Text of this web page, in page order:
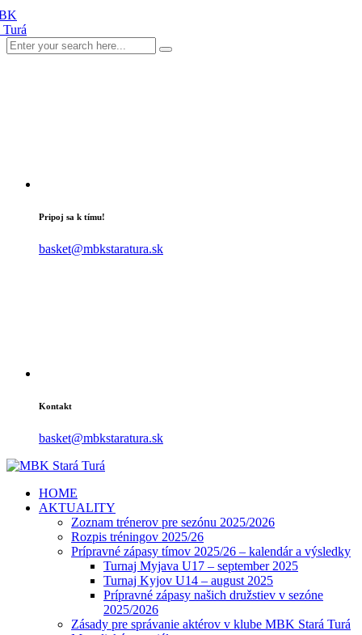
Pripoj sa k tímu!
basket@mbkstaratura.sk
Kontakt
basket@mbkstaratura.sk
HOME
AKTUALITY
Zoznam trénerov pre sezónu 2025/2026
Rozpis tréningov 2025/26
Prípravné zápasy tímov 2025/26 – kalendár a výsledky
Turnaj Myjava U17 – september 2025
Turnaj Kyjov U14 – august 2025
Prípravné zápasy našich družstiev v sezóne
2025/2026
Zásady pre správanie aktérov v klube MBK Stará Turá